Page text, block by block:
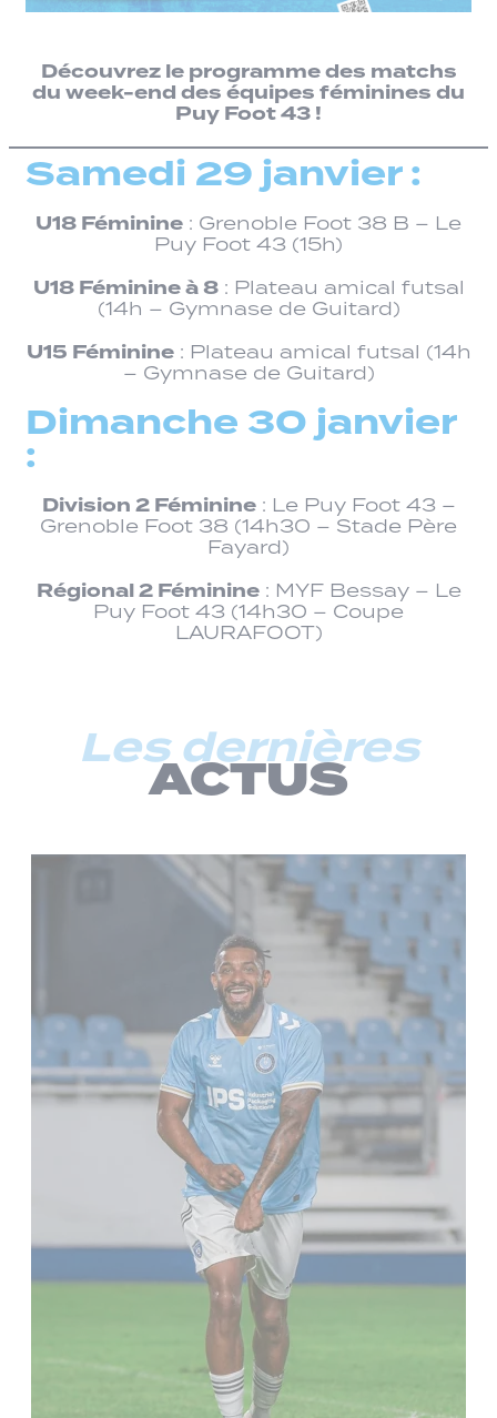
Découvrez le programme des matchs
du week-end des équipes féminines du
Puy Foot 43 !
Samedi 29 janvier :
U18 Féminine : Grenoble Foot 38 B – Le
Puy Foot 43 (15h)
U18 Féminine à 8: Plateau amical futsal
(14h – Gymnase de Guitard)
U15 Féminine: Plateau amical futsal (14h
– Gymnase de Guitard)
Dimanche 30 janvier
:
Division 2 Féminine: Le Puy Foot 43 –
Grenoble Foot 38 (14h30 – Stade Père
Fayard)
Régional 2 Féminine: MYF Bessay – Le
Puy Foot 43 (14h30 – Coupe
LAURAFOOT)
Les dernières
ACTUS